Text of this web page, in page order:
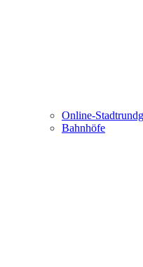
Online-
Bahnhöfe